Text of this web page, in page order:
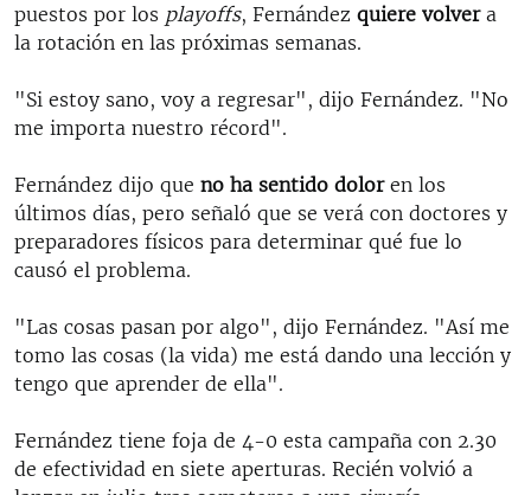
puestos por los playoffs, Fernández quiere volvera
la rotación en las próximas semanas.
"Si estoy sano, voy a regresar", dijo Fernández. "No
me importa nuestro récord".
Fernández dijo que no ha sentido dolor en los
últimos días, pero señaló que se verá con doctores y
preparadores físicos para determinar qué fue lo
causó el problema.
"Las cosas pasan por algo", dijo Fernández. "Así me
tomo las cosas (la vida) me está dando una lección y
tengo que aprender de ella".
Fernández tiene foja de 4-0 esta campaña con 2.30
de efectividad en siete aperturas. Recién volvió a